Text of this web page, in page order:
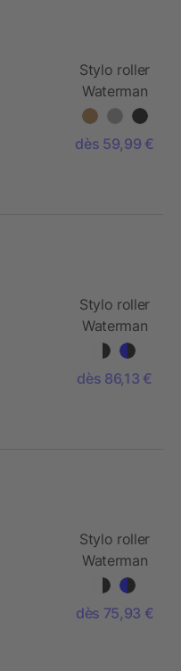
Stylo roller
Waterman
Hemisphere
dès 59,99 €
Stylo roller
Waterman
Hemisphere
habillage
dès 86,13 €
Stylo roller
Waterman
Hemisphere
habillage
dès 75,93 €